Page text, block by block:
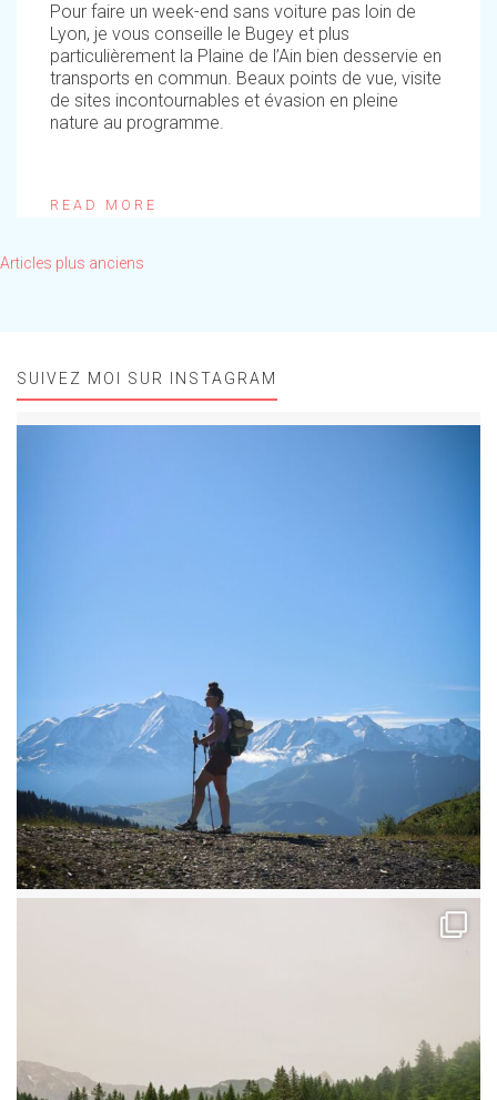
Pour faire un week-end sans voiture pas loin de
Lyon, je vous conseille le Bugey et plus
particulièrement la Plaine de l’Ain bien desservie en
transports en commun. Beaux points de vue, visite
de sites incontournables et évasion en pleine
nature au programme.
READ MORE
Navigation
des
Articles plus anciens
SUIVEZ MOI SUR INSTAGRAM